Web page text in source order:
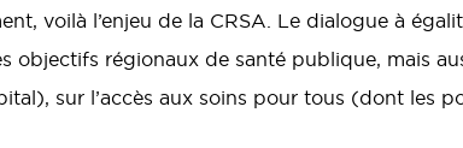
voilà l’enjeu de la CRSA. Le dialogue à
objectifs régionaux de santé publique, mais
sur l’accès aux soins pour tous (dont les